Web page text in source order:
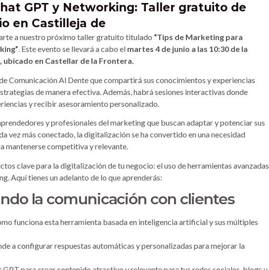
GPT y Networking: Taller gratuito de
en Castilleja de
a nuestro próximo taller gratuito titulado “Tips de Marketing para
. Este evento se llevará a cabo el martes 4 de junio a las 10:30 de la
ubicado en Castellar de la Frontera.
Comunicación Al Dente que compartirá sus conocimientos y experiencias
de manera efectiva. Además, habrá sesiones interactivas donde
y recibir asesoramiento personalizado.
y profesionales del marketing que buscan adaptar y potenciar sus
vez más conectado, la digitalización se ha convertido en una necesidad
mantenerse competitiva y relevante.
clave para la digitalización de tu negocio: el uso de herramientas avanzadas
Aquí tienes un adelanto de lo que aprenderás:
la comunicación con clientes
funciona esta herramienta basada en inteligencia artificial y sus múltiples
a configurar respuestas automáticas y personalizadas para mejorar la